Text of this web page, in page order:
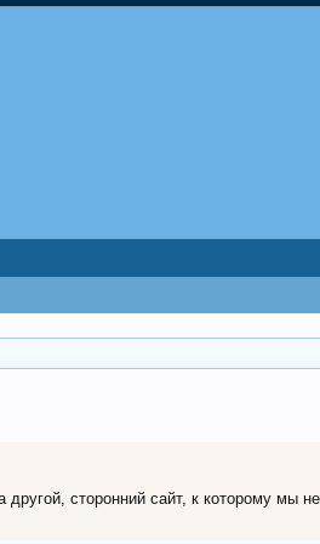
сторонний сайт, к которому мы